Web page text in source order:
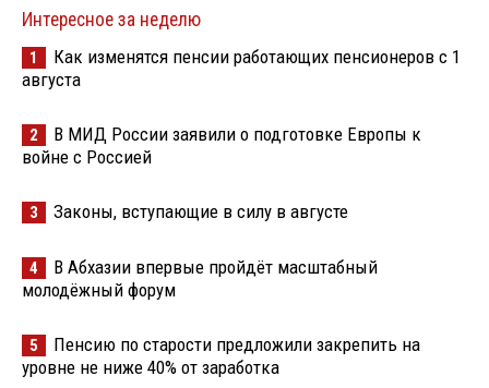
Интересное за неделю
1
Как изменятся пенсии работающих пенсионеров с 1
августа
2
В МИД России заявили о подготовке Европы к
войне с Россией
3 Законы, вступающие в силу в августе
4
В Абхазии впервые пройдёт масштабный
молодёжный форум
5
Пенсию по старости предложили закрепить на
уровне не ниже 40% от заработка